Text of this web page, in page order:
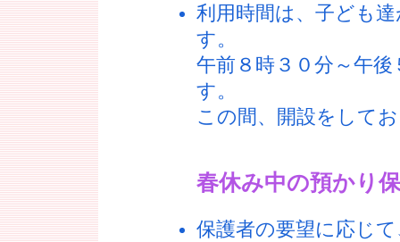
利用時間は、子ども
す。
午前８時３０分～午
す。
この間、開設をして
春休み中の預かり
保護者の要望に応じ